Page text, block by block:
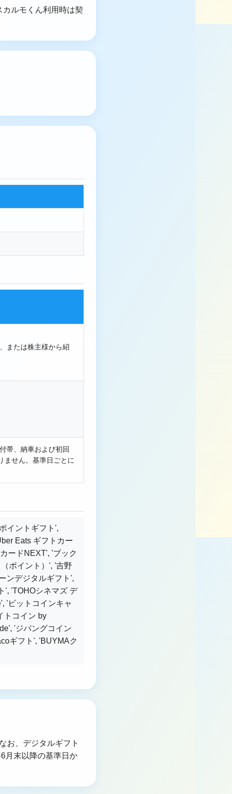
ルモくん利用時は契
または株主様から紹
帯、納車および初回
ません。基準日ごとに
イントギフト',
Eats ギフトカー
ードNEXT', 'ブック
ポイント）', '吉野
ンデジタルギフト',
', 'TOHOシネマズ デ
'ビットコインキャ
トコイン by
'ジパングコイン
ギフト', 'BUYMAク
お、デジタルギフト
月末以降の基準日か